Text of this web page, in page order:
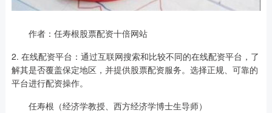
作者：任寿根股票配资十倍网站
2. 在线配资平台：通过互联网搜索和比较不同的在线配资平台，了
解其是否覆盖保定地区，并提供股票配资服务。选择正规、可靠的
平台进行配资操作。
任寿根（经济学教授、西方经济学博士生导师）